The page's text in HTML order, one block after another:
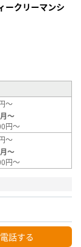
ークリーマンシ
～
～
円～
～
～
円～
電話する